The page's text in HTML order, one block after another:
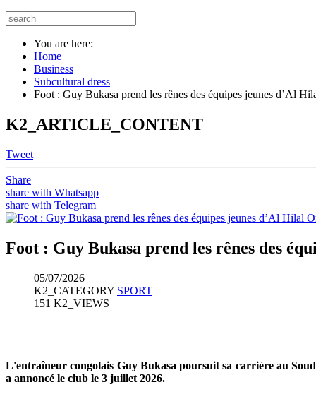
You are here:
Home
Business
Subcultural dress
Foot : Guy Bukasa prend les rênes des équipes jeunes d’Al
K2_ARTICLE_CONTENT
Tweet
Share
share with Whatsapp
share with Telegram
Foot : Guy Bukasa prend les rênes des
05/07/2026
K2_CATEGORY SPORT
151 K2_VIEWS
L'entraîneur congolais Guy Bukasa poursuit sa carrière au
a annoncé le club le 3 juillet 2026.